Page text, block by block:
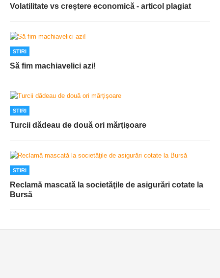
Volatilitate vs creștere economică - articol plagiat
STIRI
Să fim machiavelici azi!
STIRI
Turcii dădeau de două ori mărţişoare
STIRI
Reclamă mascată la societăţile de asigurări cotate la
Bursă